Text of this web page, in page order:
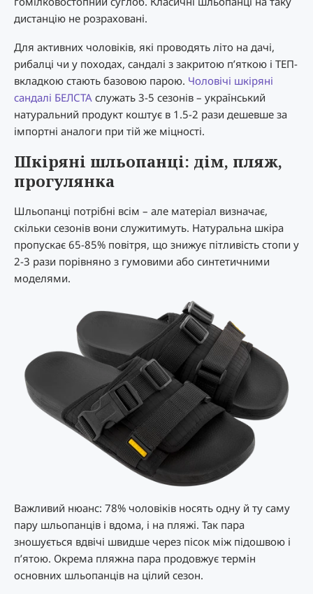
дистанцію не розраховані.
Для активних чоловіків, які проводять літо на дачі,
рибалці чи у походах, сандалі з закритою п’яткою і ТЕП-
вкладкою стають базовою парою. Чоловічі шкіряні
сандалі БЕЛСТА служать 3-5 сезонів – український
натуральний продукт коштує в 1.5-2 рази дешевше за
імпортні аналоги при тій же міцності.
Шкіряні шльопанці: дім, пляж,
прогулянка
Шльопанці потрібні всім – але матеріал визначає,
скільки сезонів вони служитимуть. Натуральна шкіра
пропускає 65-85% повітря, що знижує пітливість стопи у
2-3 рази порівняно з гумовими або синтетичними
моделями.
Важливий нюанс: 78% чоловіків носять одну й ту саму
пару шльопанців і вдома, і на пляжі. Так пара
зношується вдвічі швидше через пісок між підошвою і
п’ятою. Окрема пляжна пара продовжує термін
основних шльопанців на цілий сезон.